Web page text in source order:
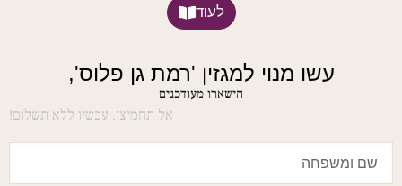
לעוד
עשו מנוי למגזין 'רמת גן פלוס',
הישארו מעודכנים
אל תחמיצו, עכשיו ללא תשלום!